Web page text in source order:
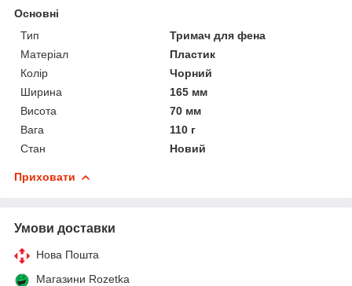
Основні
Тип
Тримач для фена
Матеріал
Пластик
Колір
Чорний
Ширина
165 мм
Висота
70 мм
Вага
110 г
Стан
Новий
Приховати
Умови доставки
Нова Пошта
Магазини Rozetka